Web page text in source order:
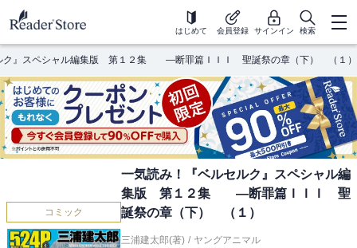
はじめて 会員登録 サインイン 検索
ク』スペシャル編集版 第１２集 ―断罪篇ＩＩＩ 聖誕祭の章（下） （１）
コミック
一気読み！『ベルセルク』スペシャル編
集版 第１２集 ―断罪篇ＩＩＩ 聖
誕祭の章（下） （１）
三浦建太郎(著) / ヤングアニマル